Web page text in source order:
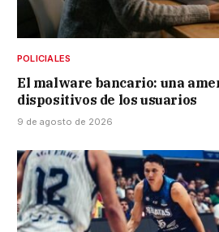
POLICIALES
El malware bancario: una
dispositivos de los usuarios
9 de agosto de 2026